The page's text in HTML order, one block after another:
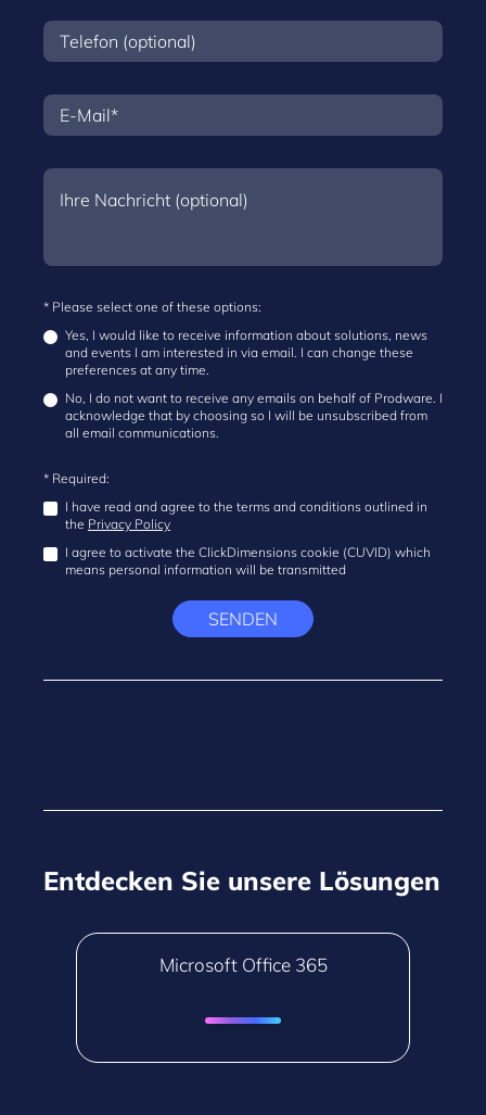
* Please select one of these options:
Yes, I would like to receive information about solutions, news
and events I am interested in via email. I can change these
preferences at any time.
No, I do not want to receive any emails on behalf of Prodware. I
acknowledge that by choosing so I will be unsubscribed from
all email communications.
* Required:
I have read and agree to the terms and conditions outlined in
the Privacy Policy
I agree to activate the ClickDimensions cookie (CUVID) which
means personal information will be transmitted
SENDEN
Entdecken Sie unsere Lösungen
Microsoft Office 365